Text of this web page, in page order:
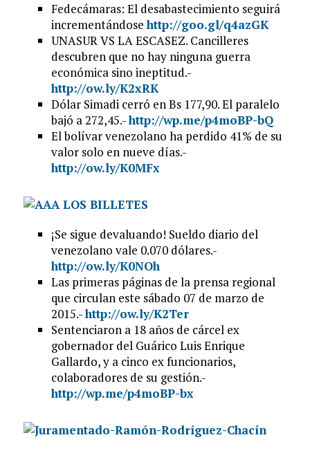
Fedecámaras: El desabastecimiento seguirá
incrementándosehttp://goo.gl/q4azGK
UNASUR VS LA ESCASEZ. Cancilleres
descubren que no hay ninguna guerra
económica sino ineptitud.-
http://ow.ly/K2xRK
Dólar Simadi cerró en Bs 177,90. El paralelo
bajó a 272,45.-http://wp.me/p4moBP-bQ
El bolívar venezolano ha perdido 41% de su
valor solo en nueve días.-
http://ow.ly/K0MFx
¡Se sigue devaluando! Sueldo diario del
venezolano vale 0.070 dólares.-
http://ow.ly/K0NOh
Las primeras páginas de la prensa regional
que circulan este sábado 07 de marzo de
2015.-http://ow.ly/K2Ter
Sentenciaron a 18 años de cárcel ex
gobernador del Guárico Luis Enrique
Gallardo, y a cinco ex funcionarios,
colaboradores de su gestión.-
http://wp.me/p4moBP-bx